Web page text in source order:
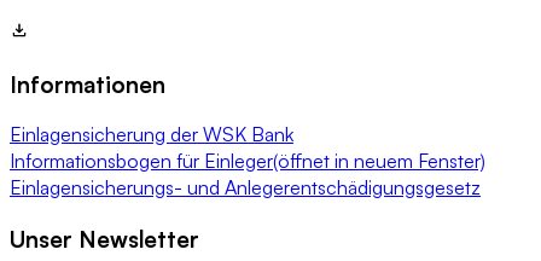
Informationen
Einlagensicherung der WSK Bank
Informationsbogen für Einleger(öffnet in neuem Fenster)
Einlagensicherungs- und Anlegerentschädigungsgesetz
Unser Newsletter